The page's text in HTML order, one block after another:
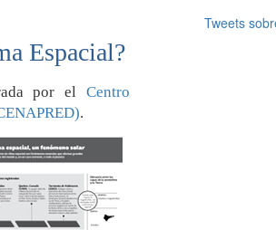
Espacial?
por el Centro
.
Tweets